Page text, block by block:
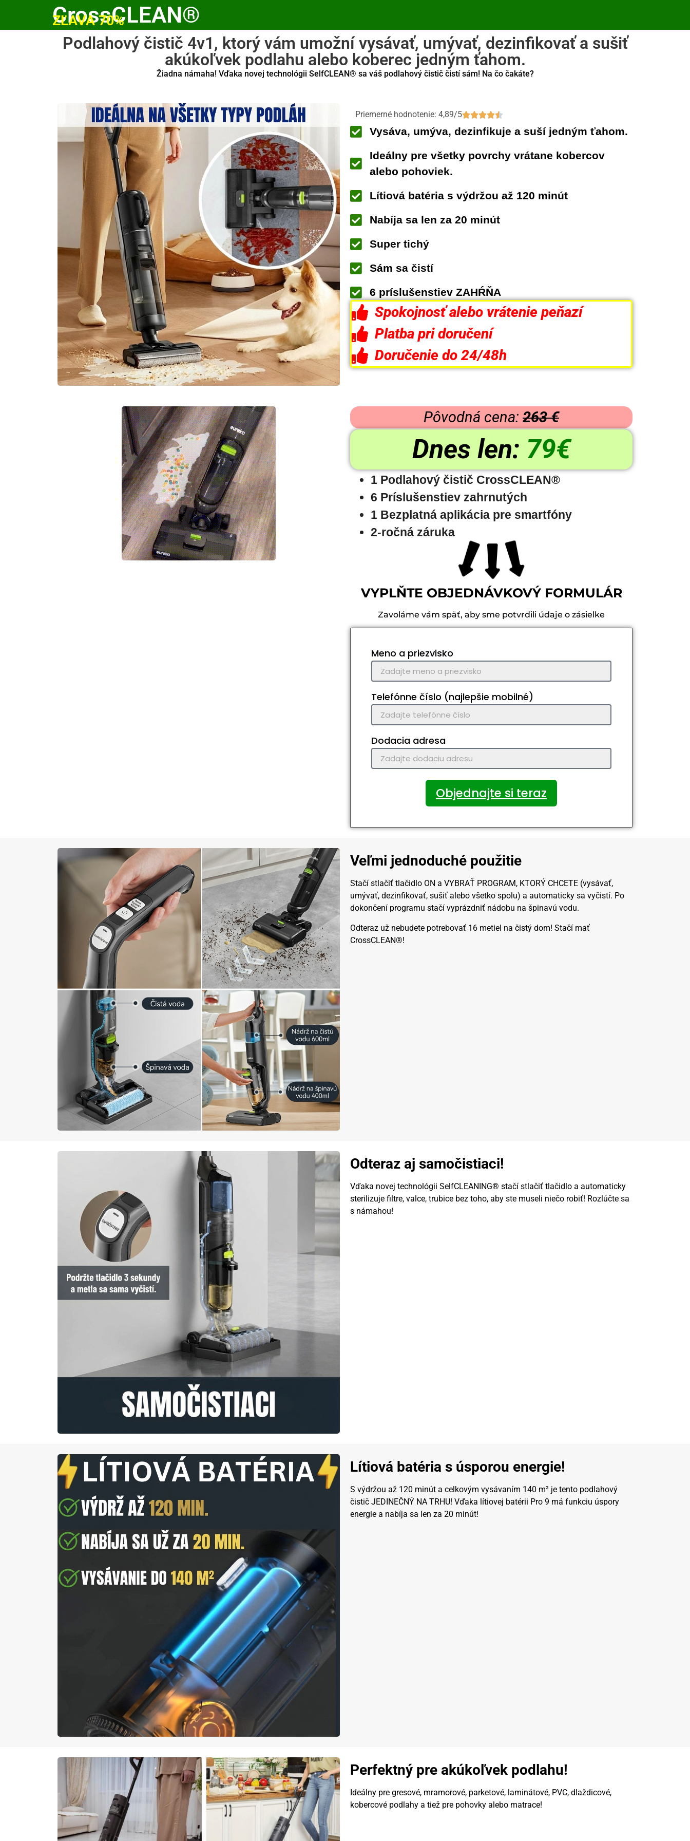
CrossCLEAN®
ZĽAVA 70%
Podlahový čistič 4v1, ktorý vám umožní vysávať, umývať, dezinfikovať a sušiť
akúkoľvek podlahu alebo koberec jedným ťahom.
Žiadna námaha! Vďaka novej technológii SelfCLEAN® sa váš podlahový čistič čistí sám! Na čo čakáte?
Priemerné hodnotenie: 4,89/5
Vysáva, umýva, dezinfikuje a suší jedným ťahom.
Ideálny pre všetky povrchy vrátane kobercov
alebo pohoviek.
Lítiová batéria s výdržou až 120 minút
Nabíja sa len za 20 minút
Super tichý
Sám sa čistí
6 príslušenstiev ZAHŔŇA
Spokojnosť alebo vrátenie peňazí
Platba pri doručení
Doručenie do 24/48h
Pôvodná cena: 263 €
Dnes len: 79€
1 Podlahový čistič CrossCLEAN®
6 Príslušenstiev zahrnutých
1 Bezplatná aplikácia pre smartfóny
2-ročná záruka
VYPLŇTE OBJEDNÁVKOVÝ FORMULÁR
Zavoláme vám späť, aby sme potvrdili údaje o zásielke
Meno a priezvisko
Telefónne číslo (najlepšie mobilné)
Dodacia adresa
Objednajte si teraz
Veľmi jednoduché použitie
Stačí stlačiť tlačidlo ON a VYBRAŤ PROGRAM, KTORÝ CHCETE (vysávať,
umývať, dezinfikovať, sušiť alebo všetko spolu) a automaticky sa vyčistí. Po
dokončení programu stačí vyprázdniť nádobu na špinavú vodu.
Odteraz už nebudete potrebovať 16 metiel na čistý dom! Stačí mať
CrossCLEAN®!
Odteraz aj samočistiaci!
Vďaka novej technológii SelfCLEANING® stačí stlačiť tlačidlo a automaticky
sterilizuje filtre, valce, trubice bez toho, aby ste museli niečo robiť! Rozlúčte sa
s námahou!
Lítiová batéria s úsporou energie!
S výdržou až 120 minút a celkovým vysávaním 140 m² je tento podlahový
čistič JEDINEČNÝ NA TRHU! Vďaka lítiovej batérii Pro 9 má funkciu úspory
energie a nabíja sa len za 20 minút!
Perfektný pre akúkoľvek podlahu!
Ideálny pre gresové, mramorové, parketové, laminátové, PVC, dlaždicové,
kobercové podlahy a tiež pre pohovky alebo matrace!